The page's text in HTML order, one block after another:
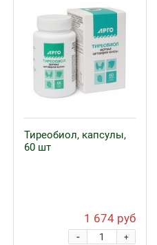
Тиреобиол, капсулы,
60 шт
1 674 руб
+
-